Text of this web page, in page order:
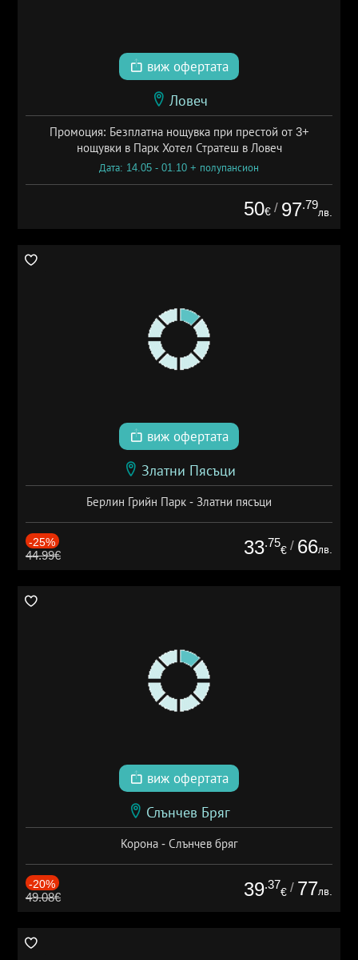
виж офертата
Ловеч
Промоция: Безплатна нощувка при престой от 3+
нощувки в Парк Хотел Стратеш в Ловеч
Дата: 14.05 - 01.10 + полупансион
50€ / 97.79
лв.
виж офертата
Златни Пясъци
Берлин Грийн Парк - Златни пясъци
-25%
44.99€ 33.75
€ / 66лв.
виж офертата
Слънчев Бряг
Корона - Слънчев бряг
-20%
49.08€ 39.37
€ / 77лв.